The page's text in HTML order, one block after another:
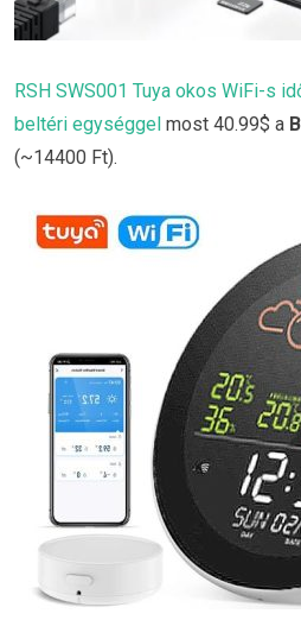
RSH SWS001 Tuya okos WiFi-s
beltéri egységgel most 40.99$ a
(~14400 Ft).